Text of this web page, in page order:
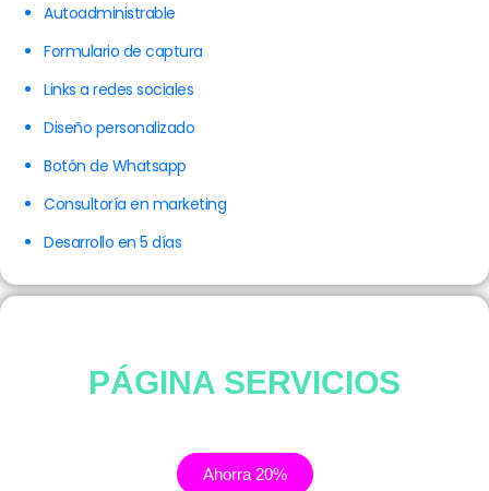
Autoadministrable
Formulario de captura
Links a redes sociales
Diseño personalizado
Botón de Whatsapp
Consultoría en marketing
Desarrollo en 5 días
PÁGINA SERVICIOS
Ahorra 20%